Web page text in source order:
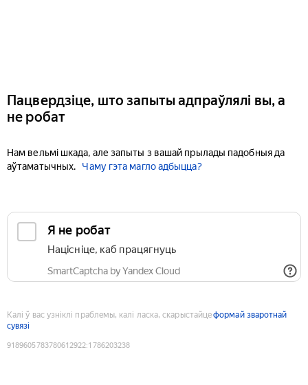
Пацвердзіце, што запыты адпраўлялі вы, а
не робат
Нам вельмі шкада, але запыты з вашай прылады падобныя да
аўтаматычных.
Чаму гэта магло адбыцца?
Я не робат
Націсніце, каб працягнуць
SmartCaptcha by Yandex Cloud
Калі ў вас узніклі праблемы, калі ласка, скарыстайцеформай зваротнай
сувязі
9189605783780612922:1786203238